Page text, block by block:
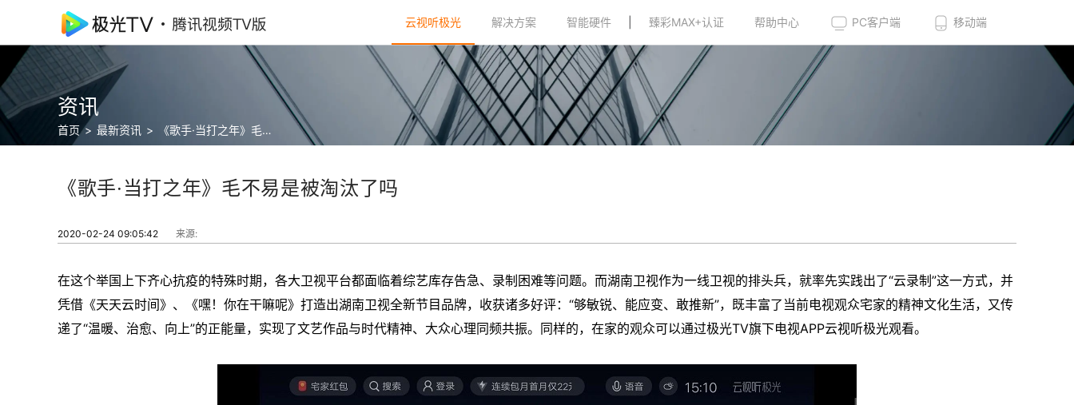
影
片
讯
云视听极光 解决方案 智能硬件 臻彩MAX+认证 帮助中心 PC客户端 移动端
资讯
首页 > 最新资讯 > 《歌手·当打之年》毛不易是被淘汰了吗
《歌手·当打之年》毛不易是被淘汰了吗
2020-02-24 09:05:42 来源:
在这个举国上下齐心抗疫的特殊时期，各大卫视平台都面临着综艺库存告急、录制困难等问题。而湖南卫视作为一线卫视的排头兵，就率先实践出了“云录制”这一方式，并
凭借《天天云时间》、《嘿！你在干嘛呢》打造出湖南卫视全新节目品牌，收获诸多好评：“够敏锐、能应变、敢推新”，既丰富了当前电视观众宅家的精神文化生活，又传
递了“温暖、治愈、向上”的正能量，实现了文艺作品与时代精神、大众心理同频共振。同样的，在家的观众可以通过极光TV旗下电视APP云视听极光观看。